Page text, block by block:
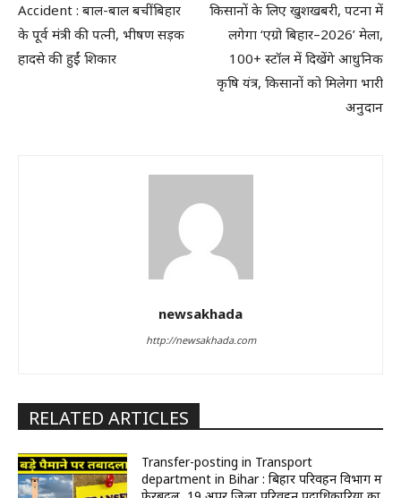
Accident : बाल-बाल बचीं बिहार
के पूर्व मंत्री की पत्नी, भीषण सड़क
हादसे की हुईं शिकार
किसानों के लिए खुशखबरी, पटना में
लगेगा ‘एग्रो बिहार–2026’ मेला,
100+ स्टॉल में दिखेंगे आधुनिक
कृषि यंत्र, किसानों को मिलेगा भारी
अनुदान
newsakhada
http://newsakhada.com
RELATED ARTICLES
Transfer-posting in Transport
department in Bihar : बिहार परिवहन विभाग में